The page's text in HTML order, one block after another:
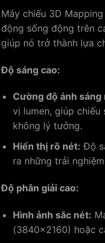
Máy chiếu 3D
động sống động trên
giúp nó trở thành lựa
Độ sáng cao:
Cường độ ánh sáng
vị lumen, giúp
không lý tưởng.
Hiển thị rõ nét: Độ
ra những trải
Độ phân giải cao:
Hình ảnh sắc nét:
(3840×2160) hoặc